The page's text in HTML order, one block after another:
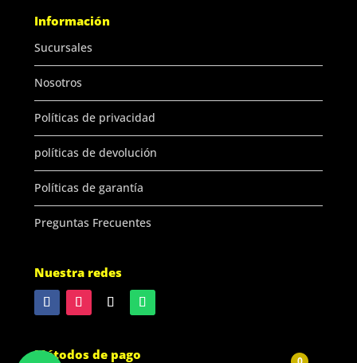
Información
Sucursales
Nosotros
Políticas de privacidad
políticas de devolución
Políticas de garantía
Preguntas Frecuentes
Nuestra redes
Métodos de pago